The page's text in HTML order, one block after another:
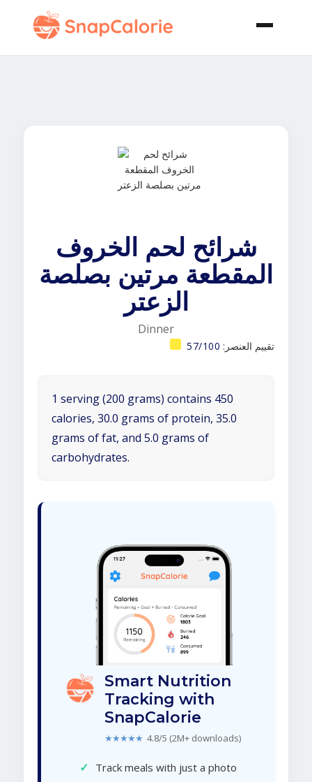
شرائح لحم الخروف
المقطعة مرتين بصلصة
الزعتر
Dinner
تقييم العنصر: 57/100
1 serving (200 grams) contains 450
calories, 30.0 grams of protein, 35.0
grams of fat, and 5.0 grams of
carbohydrates.
Smart Nutrition
Tracking with
SnapCalorie
★★★★★ 4.8/5 (2M+ downloads)
✓ Track meals with just a photo